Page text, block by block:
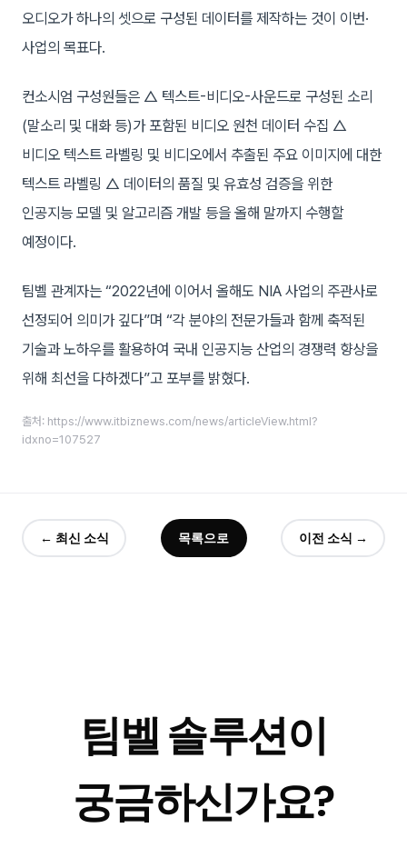
오디오가 하나의 셋으로 구성된 데이터를 제작하는 것이 이번·
사업의 목표다.
컨소시엄 구성원들은 △ 텍스트-비디오-사운드로 구성된 소리
(말소리 및 대화 등)가 포함된 비디오 원천 데이터 수집 △
비디오 텍스트 라벨링 및 비디오에서 추출된 주요 이미지에 대한
텍스트 라벨링 △ 데이터의 품질 및 유효성 검증을 위한
인공지능 모델 및 알고리즘 개발 등을 올해 말까지 수행할
예정이다.
팀벨 관계자는 “2022년에 이어서 올해도 NIA 사업의 주관사로
선정되어 의미가 깊다”며 “각 분야의 전문가들과 함께 축적된
기술과 노하우를 활용하여 국내 인공지능 산업의 경쟁력 향상을
위해 최선을 다하겠다”고 포부를 밝혔다.
출처: https://www.itbiznews.com/news/articleView.html?
idxno=107527
← 최신 소식 목록으로 이전 소식 →
팀벨 솔루션이
궁금하신가요?